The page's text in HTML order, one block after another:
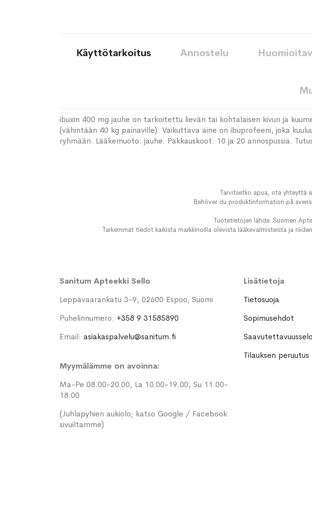
Käyttötarkoitus
ibuxin 400 mg jauhe on tarkoitettu lievän tai kohtalaisen kivun ja
(vähintään 40 kg painaville). Vaikuttava aine on ibuprofeeni, joka
ryhmään. Lääkemuoto: jauhe. Pakkauskoot: 10 ja 20 annospussia.
Annostelu
Tarvitsetko apua, ota yhteyttä
Behöver du produktinformation på
Tuotetietojen lähde: Suomen
Tarkemmat tiedot kaikista markkinoilla olevista lääkevalmisteista ja
Sanitum Apteekki Sello
Leppävaarankatu 3-9, 02600 Espoo, Suomi
Puhelinnumero: +358 9 31585890
Email: asiakaspalvelu@sanitum.fi
Myymälämme on avoinna:
Ma-Pe 08.00-20.00, La 10.00-19.00, Su 11.00-
18.00
(Juhlapyhien aukiolo; katso Google / Facebook
sivuiltamme)
Lisätietoja
Tietosuoja
Sopimusehdot
Tilauksen peruutus